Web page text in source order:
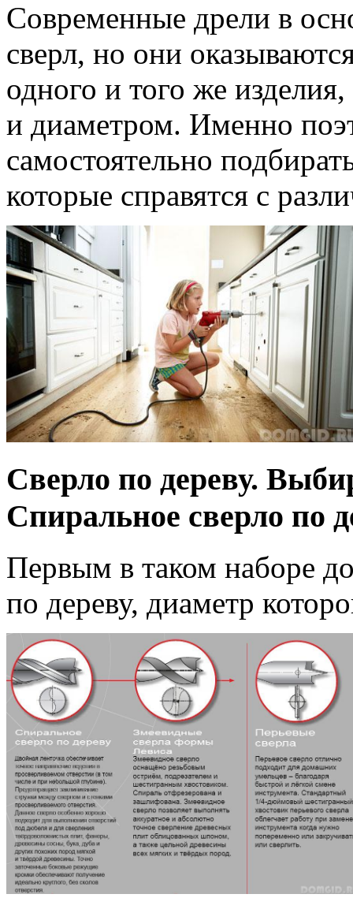
Современные дрели в
сверл, но они
одного и того же
и диаметром. Именно
самостоятельно
которые справятся с
Сверло по дереву.
Спиральное сверло по
Первым в таком наборе
по дереву, диаметр